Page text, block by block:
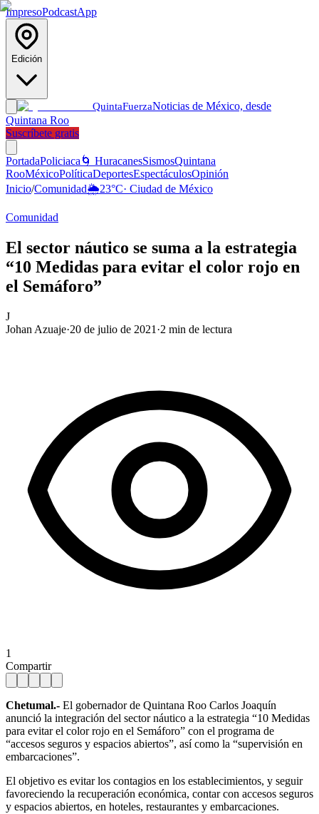
ImpresoPodcastApp
Edición
QuintaFuerzaNoticias de México, desde
Quintana Roo
Suscríbete gratis
PortadaPoliciaca 🌀 HuracanesSismosQuintana
RooMéxicoPolíticaDeportesEspectáculosOpinión
Inicio/Comunidad🌦️23°C· Ciudad de México
Comunidad
El sector náutico se suma a la estrategia
“10 Medidas para evitar el color rojo en
el Semáforo”
J
Johan Azuaje·20 de julio de 2021 ·2 min de lectura
1
Compartir
Chetumal.- El gobernador de Quintana Roo Carlos Joaquín
anunció la integración del sector náutico a la estrategia “10 Medidas
para evitar el color rojo en el Semáforo” con el programa de
“accesos seguros y espacios abiertos”, así como la “supervisión en
embarcaciones”.
El objetivo es evitar los contagios en los establecimientos, y seguir
favoreciendo la recuperación económica, contar con accesos seguros
y espacios abiertos, en hoteles, restaurantes y embarcaciones.